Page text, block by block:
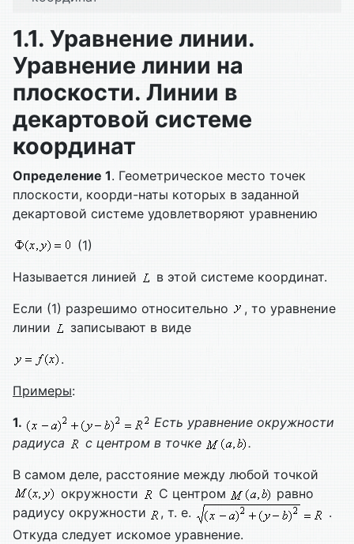
1.1. Уравнение линии.
Уравнение линии на
плоскости. Линии в
декартовой системе
координат
Определение 1. Геометрическое место точек
плоскости, коорди-наты которых в заданной
декартовой системе удовлетворяют уравнению
(1)
Называется линией
в этой системе координат.
Если (1) разрешимо относительно
, то уравнение
линии
записывают в виде
.
Примеры:
1.
Есть уравнение окружности
радиуса
с центром в точке
.
В самом деле, расстояние между любой точкой
окружности
С центром
равно
радиусу окружности
, т. е.
.
Откуда следует искомое уравнение.